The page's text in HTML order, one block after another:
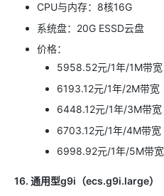
CPU与内存：8核16G
系统盘：20G ESSD云盘
价格：
5958.52元/1年/1M带宽
6193.12元/1年/2M带宽
6448.12元/1年/3M带宽
6703.12元/1年/4M带宽
6998.92元/1年/5M带宽
16. 通用型g9i（ecs.g9i.large）